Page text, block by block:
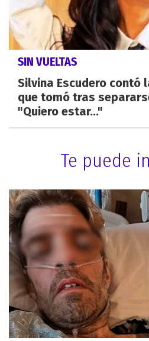
SIN VUELTAS
Silvina Escudero contó
que tomó tras
"Quiero estar..."
Te puede